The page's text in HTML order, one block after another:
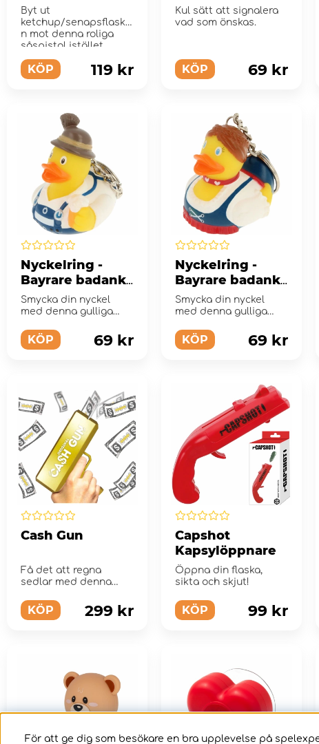
Byt ut
ketchup/senapsflaska
n mot denna roliga
såspistol istället.
KÖP 119 kr
Kul sätt att signalera
vad som önskas.
KÖP 69 kr
Nyckelring -
Bayrare badanka
manlig
Smycka din nyckel
med denna gulliga
KÖP 69 kr
Nyckelring -
Bayrare badanka
kvinnlig
Smycka din nyckel
med denna gulliga
KÖP 69 kr
Cash Gun
Få det att regna
sedlar med denna
KÖP 299 kr
Capshot
Kapsylöppnare
Öppna din flaska,
sikta och skjut!
KÖP 99 kr
För att ge dig som besökare en bra upplevelse på